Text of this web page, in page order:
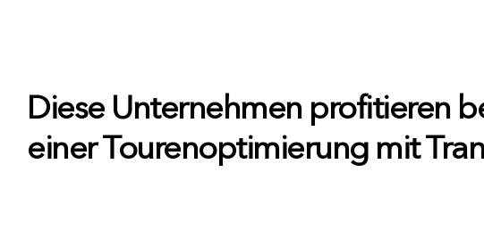
Diese Unternehmen profitieren
einer Tourenoptimierung mit